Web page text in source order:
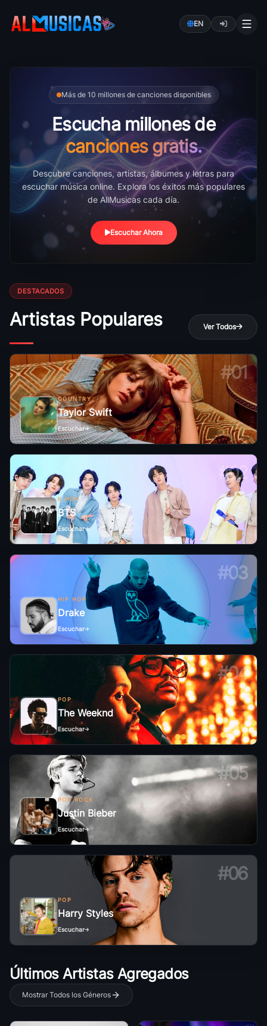
EN
Más de 10 millones de canciones disponibles
Escuchar música online y letras de canciones gratis
Escucha millones de
canciones gratis.
Descubre canciones, artistas, álbumes y letras para
escuchar música online. Explora los éxitos más populares
de AllMusicas cada día.
Escuchar Ahora
DESTACADOS
Artistas Populares Ver Todos
#01
COUNTRY
Taylor Swift
Escuchar
#02
K POP
BTS
Escuchar
#03
HIP HOP
Drake
Escuchar
#04
POP
The Weeknd
Escuchar
#05
POP ROCK
Justin Bieber
Escuchar
#06
POP
Harry Styles
Escuchar
Últimos Artistas Agregados
Mostrar Todos los Géneros